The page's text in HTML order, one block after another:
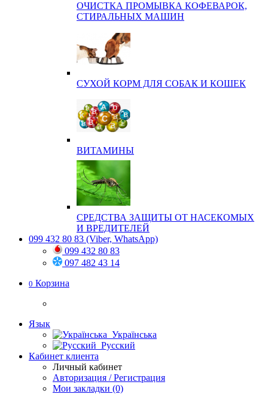
ОЧИСТКА ПРОМЫВКА КОФЕВАРОК,
СТИРАЛЬНЫХ МАШИН
СУХОЙ КОРМ ДЛЯ СОБАК И КОШЕК
ВИТАМИНЫ
СРЕДСТВА ЗАЩИТЫ ОТ НАСЕКОМЫХ
И ВРЕДИТЕЛЕЙ
099 432 80 83 (Viber, WhatsApp)
099 432 80 83
097 482 43 14
0 Корзина
Язык
Українська
Русский
Кабинет клиента
Личный кабинет
Авторизация / Регистрация
Мои закладки (0)